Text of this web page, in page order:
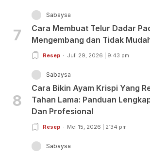
7
Sabaysa
Cara Membuat Telur Dadar
Mengembang dan Tidak
Resep Juli 29, 2026 | 9:43 pm
8
Sabaysa
Cara Bikin Ayam Krispi Yang
Tahan Lama: Panduan
Dan Profesional
Resep Mei 15, 2026 | 2:34 pm
Sabaysa